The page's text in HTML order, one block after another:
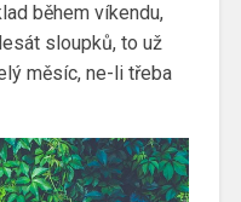
během víkendu,
sloupků, to už
měsíc, ne-li třeba